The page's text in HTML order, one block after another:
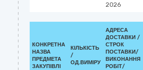
2026
КОНКРЕТНА
НАЗВА
ПРЕДМЕТА
ЗАКУПІВЛІ
КІЛЬКІСТЬ
/
ОД.ВИМІРУ
АДРЕСА
ДОСТАВКИ /
СТРОК
ПОСТАВКИ/
ВИКОНАННЯ
РОБІТ/